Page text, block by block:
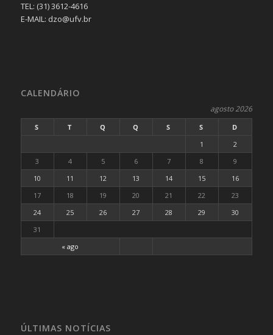
TEL: (31) 3612-4616
E-MAIL: dzo@ufv.br
CALENDÁRIO
agosto 2026
S T Q Q S S D
« ago
1
2
3
4 5 6 7 8
9
10
11 12 13 14 15
16
17
18 19 20 21 22
23
24
25 26 27 28 29
30
31
ÚLTIMAS NOTÍCIAS